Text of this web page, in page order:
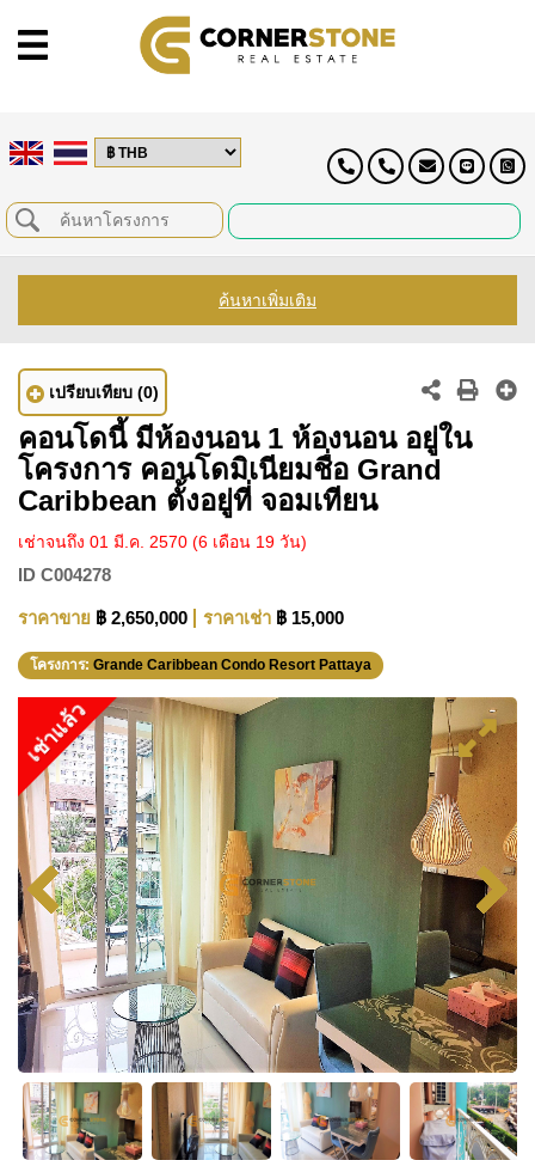
ค้นหาเพิ่มเติม
เปรียบเทียบ (0)
คอนโดนี้ มีห้องนอน 1 ห้องนอน อยู่ใน
โครงการ คอนโดมิเนียมชื่อ Grand
Caribbean ตั้งอยู่ที่ จอมเทียน
เช่าจนถึง 01 มี.ค. 2570 (6 เดือน 19 วัน)
ID C004278
ราคาขาย ฿ 2,650,000 ราคาเช่า ฿ 15,000
โครงการ: Grande Caribbean Condo Resort Pattaya
เช่าแล้ว